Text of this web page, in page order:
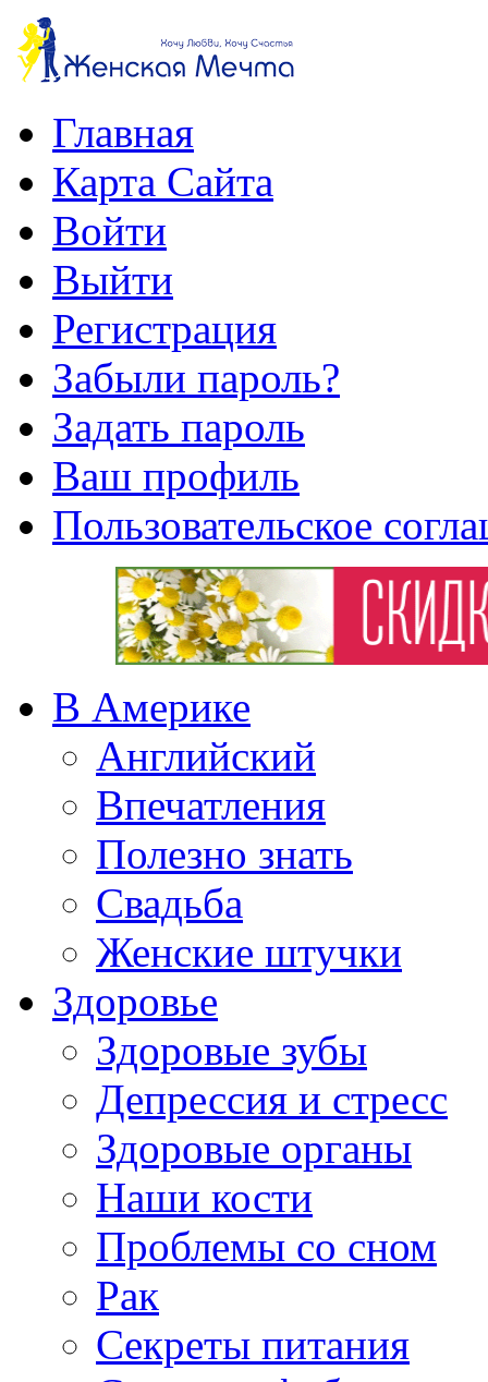
Главная
Карта Сайта
Войти
Выйти
Регистрация
Забыли пароль?
Задать пароль
Ваш профиль
Пользовательское
В Америке
Английский
Впечатления
Полезно знать
Свадьба
Женские штучки
Здоровье
Здоровые зубы
Депрессия и стресс
Здоровые органы
Наши кости
Проблемы со сном
Рак
Секреты питания